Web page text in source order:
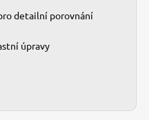
detailní porovnání
úpravy